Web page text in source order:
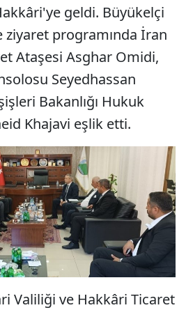
geldi. Büyükelçi
ziyaret programında İran
Ataşesi Asghar Omidi,
Seyedhassan
Bakanlığı Hukuk
Khajavi eşlik etti.
Valiliği ve Hakkâri Ticaret